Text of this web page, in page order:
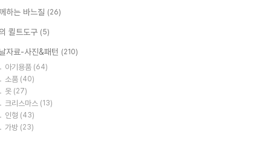
하는 바느질 (26)
퀼트도구 (5)
자료-사진&패턴 (210)
아기용품 (64)
소품 (40)
옷 (27)
크리스마스 (13)
인형 (43)
가방 (23)